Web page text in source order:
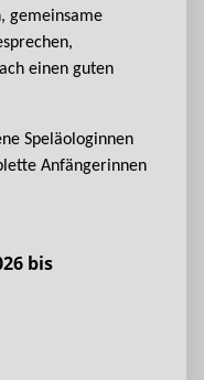
gemeinsame
einen guten
Speläologinnen
Anfängerinnen
bis